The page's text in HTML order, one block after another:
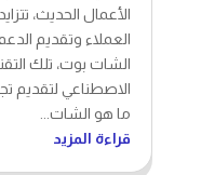
الأعمال الحديث،
العملاء وتقديم
الشات بوت، تلك
الاصطناعي لتقديم
ما هو الشات...
قراءة المزيد